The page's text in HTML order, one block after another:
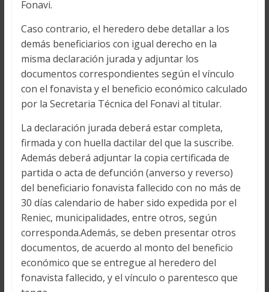
Fonavi.
Caso contrario, el heredero debe detallar a los
demás beneficiarios con igual derecho en la
misma declaración jurada y adjuntar los
documentos correspondientes según el vínculo
con el fonavista y el beneficio económico calculado
por la Secretaria Técnica del Fonavi al titular.
La declaración jurada deberá estar completa,
firmada y con huella dactilar del que la suscribe.
Además deberá adjuntar la copia certificada de
partida o acta de defunción (anverso y reverso)
del beneficiario fonavista fallecido con no más de
30 días calendario de haber sido expedida por el
Reniec, municipalidades, entre otros, según
corresponda.Además, se deben presentar otros
documentos, de acuerdo al monto del beneficio
económico que se entregue al heredero del
fonavista fallecido, y el vínculo o parentesco que